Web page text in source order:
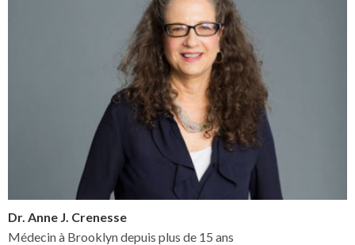
Dr. Anne J. Crenesse
Médecin à Brooklyn depuis plus de 15 ans